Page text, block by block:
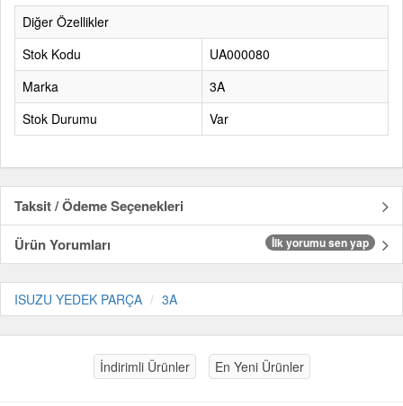
Diğer Özellikler
Stok Kodu
UA000080
Marka
3A
Stok Durumu
Var
Taksit / Ödeme Seçenekleri
Ürün Yorumları
İlk yorumu sen yap
ISUZU YEDEK PARÇA 3A
İndirimli Ürünler En Yeni Ürünler